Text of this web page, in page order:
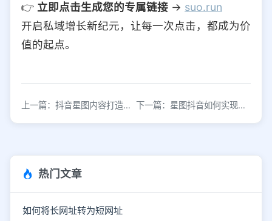
👉 立即点击生成您的专属链接 → suo.run
开启私域增长新纪元，让每一次点击，都成为价
值的起点。
上一篇：抖音星图内容打造与广告跳转链接生成方法 下一篇：星图抖音如何实现微信生态跳转链接？
热门文章
如何将长网址转为短网址